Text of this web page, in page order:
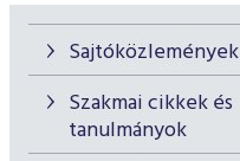
Sajtóközlemények
Szakmai cikkek és
tanulmányok